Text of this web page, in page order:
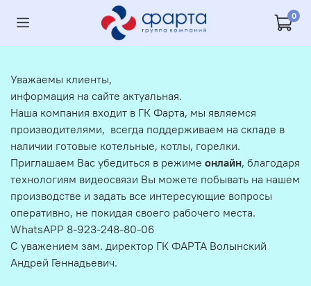
0
Уважаемы клиенты,
информация на сайте актуальная.
Наша компания входит в ГК Фарта, мы являемся
производителями, всегда поддерживаем на складе в
наличии готовые котельные, котлы, горелки.
Приглашаем Вас убедиться в режиме онлайн, благодаря
технологиям видеосвязи Вы можете побывать на нашем
производстве и задать все интересующие вопросы
оперативно, не покидая своего рабочего места.
WhatsAPP 8-923-248-80-06
С уважением зам. директор ГК ФАРТА Волынский
Андрей Геннадьевич.